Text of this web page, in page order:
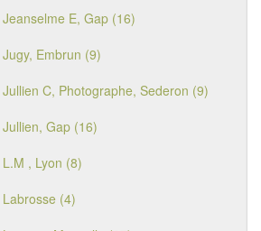
Jeanselme E, Gap (16)
Jugy, Embrun (9)
Jullien C, Photographe, Sederon (9)
Jullien, Gap (16)
L.M , Lyon (8)
Labrosse (4)